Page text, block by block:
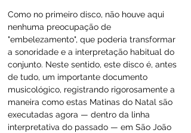
Como no primeiro disco, não houve aqui
nenhuma preocupação de
"embelezamento", que poderia transformar
a sonoridade e a interpretação habitual do
conjunto. Neste sentido, este disco é, antes
de tudo, um importante documento
musicológico, registrando rigorosamente a
maneira como estas Matinas do Natal são
executadas agora — dentro da linha
interpretativa do passado — em São João